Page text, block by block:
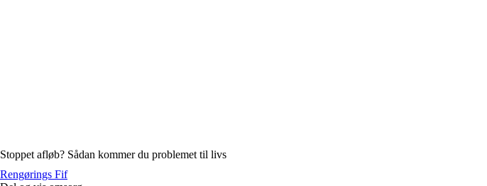
Stoppet afløb? Sådan kommer du problemet til livs
Rengørings Fif